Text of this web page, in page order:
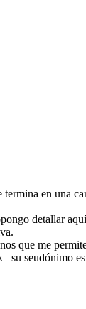
en una
detallar
que me
seudónimo